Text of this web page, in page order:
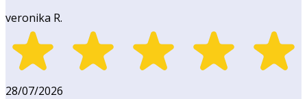
veronika R.
28/07/2026